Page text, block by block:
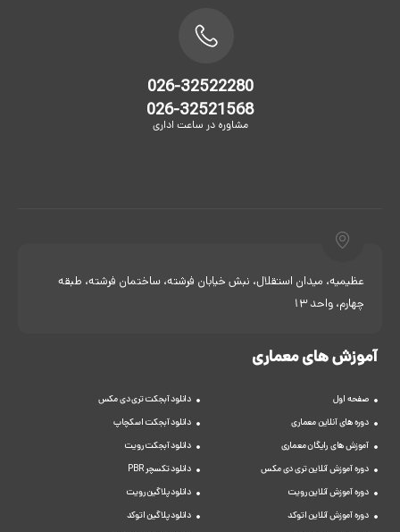
026-32522280
026-32521568
مشاوره در ساعت اداری
عظیمیه، میدان استقلال، نبش خیابان فرشته، ساختمان فرشته، طبقه
چهارم، واحد 13
آموزش های معماری
صفحه اول
دوره های آنلاین معماری
آموزش های رایگان معماری
دوره آموزش آنلاین تری دی مکس
دوره آموزش آنلاین رویت
دوره آموزش آنلاین اتوکد
دانلود آبجکت تری دی مکس
دانلود آبجکت اسکچاپ
دانلود آبجکت رویت
دانلود تکسچر PBR
دانلود پلاگین رویت
دانلود پلاگین اتوکد